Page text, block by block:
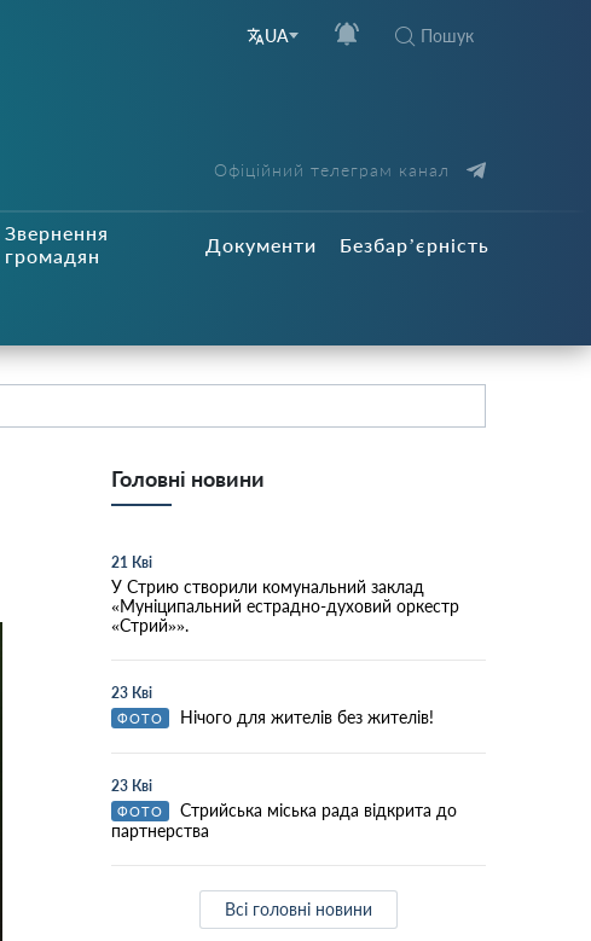
UA Пошук
Офіційний телеграм канал
Звернення
громадян
Документи Безбар’єрність
Головні новини
21 Кві
У Стрию створили комунальний заклад
«Муніципальний естрадно-духовий оркестр
«Стрий»».
23 Кві
ФОТО Нічого для жителів без жителів!
23 Кві
ФОТО
Стрийська міська рада відкрита до
партнерства
Всі головні новини